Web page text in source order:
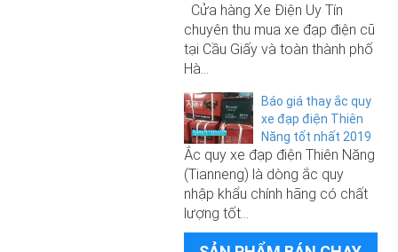
Cửa hàng Xe Điện Uy Tín
chuyên thu mua xe đạp điện cũ
tại Cầu Giấy và toàn thành phố
Hà...
Báo giá thay ắc quy
xe đạp điện Thiên
Năng tốt nhất 2019
Ắc quy xe đạp điện Thiên Năng
(Tianneng) là dòng ắc quy
nhập khẩu chính hãng có chất
lượng tốt...
9.000.000₫
Xe đạp điện M133 S3 Pro chính
250.000₫
Sạc xe đạp điện 48V-12A
Xe đạp điện Giant 133 Sport 2026
(không phải đăng ký)
6.800.000₫
Xe đạp điện Giant M133 Pro 2026
(không phải đăng ký)